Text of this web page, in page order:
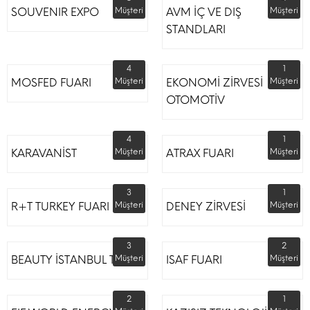
SOUVENIR EXPO
Müşteri
AVM İÇ VE DIŞ
STANDLARI
Müşteri
MOSFED FUARI
4
Müşteri
EKONOMİ ZİRVESİ
OTOMOTİV
1
Müşteri
KARAVANİST
4
Müşteri
ATRAX FUARI
1
Müşteri
R+T TURKEY FUARI
3
Müşteri
DENEY ZİRVESİ
1
Müşteri
BEAUTY İSTANBUL TÜYAP
3
Müşteri
ISAF FUARI
2
Müşteri
2
1